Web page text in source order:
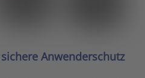
Anwenderschutz